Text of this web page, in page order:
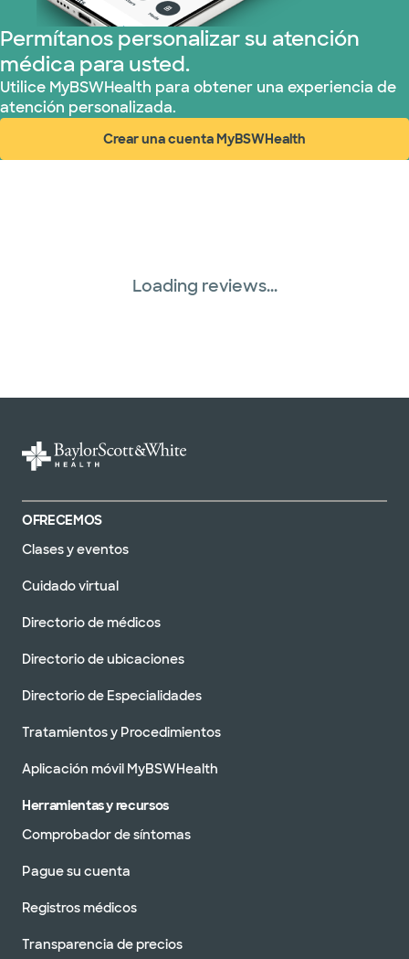
Nebraska Furniture Mart (3 planes)
Red PHCS (1 planes)
Prism Electric (1 planes)
Tricare (3 planes)
Permítanos personalizar su atención
médica para usted.
Utilice MyBSWHealth para obtener una experiencia de
atención personalizada.
Crear una cuenta MyBSWHealth
(abre en ventana nueva)
Loading reviews...
OFRECEMOS
Clases y eventos
Cuidado virtual
Directorio de médicos
Directorio de ubicaciones
Directorio de Especialidades
Tratamientos y Procedimientos
Aplicación móvil MyBSWHealth
Herramientas y recursos
Comprobador de síntomas
Pague su cuenta
Registros médicos
Transparencia de precios